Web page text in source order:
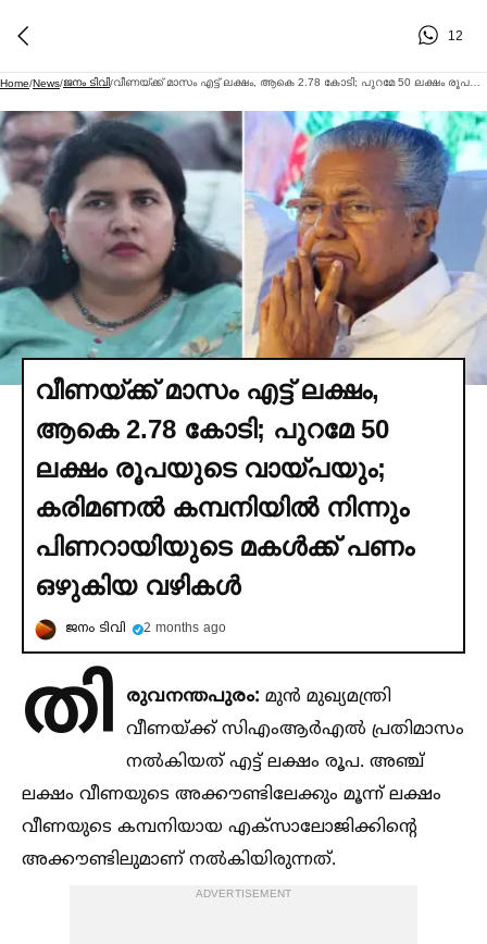
12
Home/News/ജനം ടിവി/
വീണയ്‌ക്ക് മാസം എട്ട് ലക്ഷം,
ആകെ 2.78 കോടി; പുറമേ 50
ലക്ഷം രൂപയുടെ വായ്പയും;
കരിമണല്‍ കമ്പനിയില്‍ നിന്നും
പിണറായിയുടെ മകള്‍ക്ക് പണം
ഒഴുകിയ വഴികള്‍
ജനം ടിവി 2 months ago
തി രുവനന്തപുരം: മുൻ മുഖ്യമന്ത്രി
വീണയ്‌ക്ക് സിഎംആ‍ർഎല്‍ പ്രതിമാസം
നല്‍കിയത് എട്ട് ലക്ഷം രൂപ. അഞ്ച്
ലക്ഷം വീണയുടെ അക്കൗണ്ടിലേക്കും മൂന്ന് ലക്ഷം
വീണയുടെ കമ്പനിയായ എക്സാലോജിക്കിന്റെ
അക്കൗണ്ടിലുമാണ് നല്‍കിയിരുന്നത്.
ADVERTISEMENT